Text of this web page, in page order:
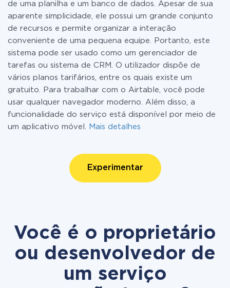
de uma planilha e um banco de dados. Apesar de sua
aparente simplicidade, ele possui um grande conjunto
de recursos e permite organizar a interação
conveniente de uma pequena equipe. Portanto, este
sistema pode ser usado como um gerenciador de
tarefas ou sistema de CRM. O utilizador dispõe de
vários planos tarifários, entre os quais existe um
gratuito. Para trabalhar com o Airtable, você pode
usar qualquer navegador moderno. Além disso, a
funcionalidade do serviço está disponível por meio de
um aplicativo móvel.
Mais detalhes
Experimentar
Você é o proprietário
ou desenvolvedor de
um serviço